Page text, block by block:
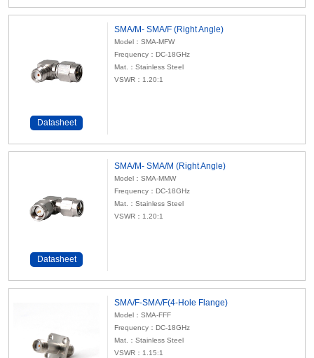
Datasheet
SMA/M- SMA/F (Right Angle)
Model：SMA-MFW
Frequency：DC-18GHz
Mat.：Stainless Steel
VSWR：1.20:1
Datasheet
SMA/M- SMA/M (Right Angle)
Model：SMA-MMW
Frequency：DC-18GHz
Mat.：Stainless Steel
VSWR：1.20:1
SMA/F-SMA/F(4-Hole Flange)
Model：SMA-FFF
Frequency：DC-18GHz
Mat.：Stainless Steel
VSWR：1.15:1